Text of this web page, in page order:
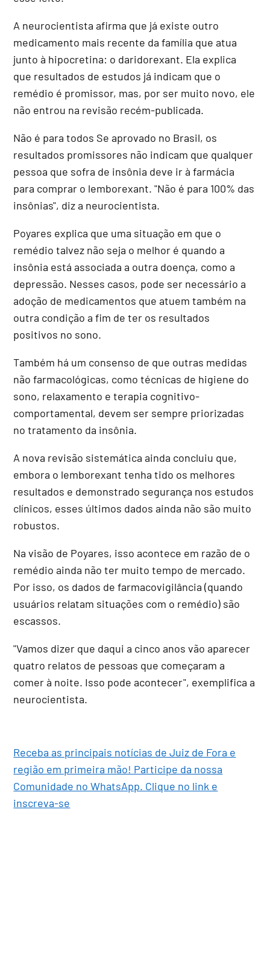
A neurocientista afirma que já existe outro
medicamento mais recente da família que atua
junto à hipocretina: o daridorexant. Ela explica
que resultados de estudos já indicam que o
remédio é promissor, mas, por ser muito novo, ele
não entrou na revisão recém-publicada.
Não é para todos Se aprovado no Brasil, os
resultados promissores não indicam que qualquer
pessoa que sofra de insônia deve ir à farmácia
para comprar o lemborexant. "Não é para 100% das
insônias", diz a neurocientista.
Poyares explica que uma situação em que o
remédio talvez não seja o melhor é quando a
insônia está associada a outra doença, como a
depressão. Nesses casos, pode ser necessário a
adoção de medicamentos que atuem também na
outra condição a fim de ter os resultados
positivos no sono.
Também há um consenso de que outras medidas
não farmacológicas, como técnicas de higiene do
sono, relaxamento e terapia cognitivo-
comportamental, devem ser sempre priorizadas
no tratamento da insônia.
A nova revisão sistemática ainda concluiu que,
embora o lemborexant tenha tido os melhores
resultados e demonstrado segurança nos estudos
clínicos, esses últimos dados ainda não são muito
robustos.
Na visão de Poyares, isso acontece em razão de o
remédio ainda não ter muito tempo de mercado.
Por isso, os dados de farmacovigilância (quando
usuários relatam situações com o remédio) são
escassos.
"Vamos dizer que daqui a cinco anos vão aparecer
quatro relatos de pessoas que começaram a
comer à noite. Isso pode acontecer", exemplifica a
neurocientista.
Receba as principais notícias de Juiz de Fora e
região em primeira mão! Participe da nossa
Comunidade no WhatsApp. Clique no link e
inscreva-se